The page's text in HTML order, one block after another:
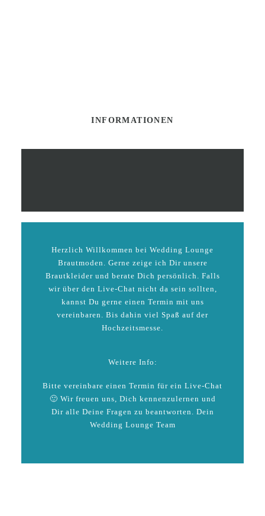
INFORMATIONEN
Herzlich Willkommen bei Wedding Lounge
Brautmoden. Gerne zeige ich Dir unsere
Brautkleider und berate Dich persönlich. Falls
wir über den Live-Chat nicht da sein sollten,
kannst Du gerne einen Termin mit uns
vereinbaren. Bis dahin viel Spaß auf der
Hochzeitsmesse.
Weitere Info:
Bitte vereinbare einen Termin für ein Live-Chat
🙂 Wir freuen uns, Dich kennenzulernen und
Dir alle Deine Fragen zu beantworten. Dein
Wedding Lounge Team